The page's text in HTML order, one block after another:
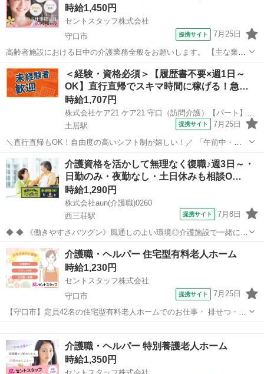
時給1,450円
セントスタッフ株式会社
守口市
提携サイト 7月25日
高齢者施設における日中の介護業務全般をお願いします。 【主な業務
内容】 ・食事介助／排泄介助／入浴介助 ・移乗／誘導／コール対応
・離床介助／臥床介助 ・更衣／口腔ケア／服薬介助 ・申し送り／カン
ファレンス ・介護記録の記...
大阪 守口市 介護
＜経験・資格必須＞【履歴書不要×週1日～
OK】直行直帰でスキマ時間に稼げる！急…
時給1,707円
株式会社ケア21 ケア21 守口（訪問介護）【パート】登録ヘルパー_21
土居駅
提携サイト 7月25日
＼直行直帰もOK！自由度の高いシフト制が嬉しい！／ 「午前中・午
後だけ」「フルタイム週3日」「1日30分」 「1日3時間の週5日」など
少しでも空いた時間を活用し、 資格を活かして働きたい方にピッタリ
のお仕事です また、...
大阪 守口市 土居駅 介護
介護資格を活かして無理なく復職♪週3日～・
日勤のみ・夜勤なし・土日休みも相談O…
時給1,290円
株式会社aun(介護職)0260
西三荘駅
提携サイト 7月8日
◆ ◆ 《働きやすさバツグン》風通しのよい環境◎介護施設で一緒に働
きませんか？ スタッフのサポート体制やのびのびとした職場環境も魅
力のひとつ！ みんなが働きやすい環境づくりに注力しています。 私た
ちと一緒にお仕事始めませ...
大阪 守口市 西三荘駅 介護
介護職・ヘルパー 住宅型有料老人ホーム
時給1,230円
セントスタッフ株式会社
守口市
提携サイト 7月25日
【守口市】定員42名の住宅型有料老人ホームでのお仕事・ 排せつ・食
事・入浴などの身体介助、お掃除・洗濯などの生活援助 その他、付随
する介護業務 《イチオシポイント》 ・ マンツーマンで訪問介護で介
護サービスを提供します ・...介護職・ヘルパー 特別養護老人ホーム
時給1,350円